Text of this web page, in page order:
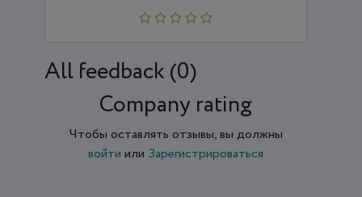
All feedback (0)
Company rating
Чтобы оставлять отзывы, вы должны
войти или Зарегистрироваться